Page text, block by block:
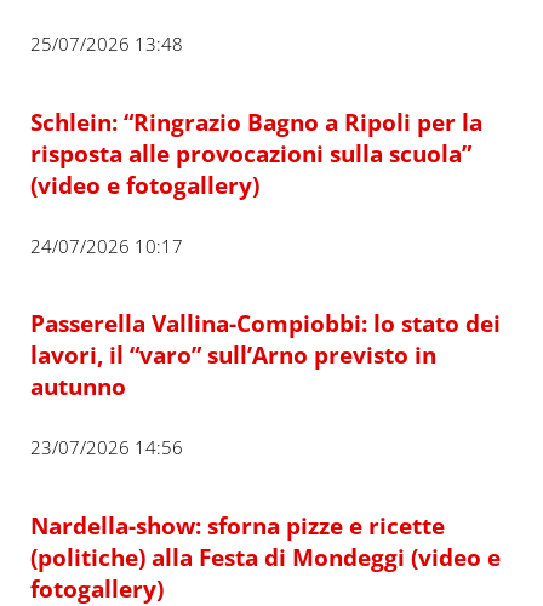
25/07/2026 13:48
Schlein: “Ringrazio Bagno a Ripoli per la
risposta alle provocazioni sulla scuola”
(video e fotogallery)
24/07/2026 10:17
Passerella Vallina-Compiobbi: lo stato dei
lavori, il “varo” sull’Arno previsto in
autunno
23/07/2026 14:56
Nardella-show: sforna pizze e ricette
(politiche) alla Festa di Mondeggi (video e
fotogallery)